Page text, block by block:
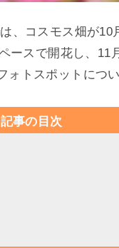
、コスモス畑が10
ースで開花し、11
トスポットにつ
事の目次